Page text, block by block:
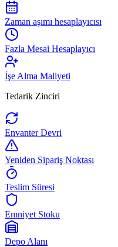
Zaman aşımı hesaplayıcısı
Fazla Mesai Hesaplayıcı
İşe Alma Maliyeti
Tedarik Zinciri
Envanter Devri
Yeniden Sipariş Noktası
Teslim Süresi
Emniyet Stoku
Depo Alanı